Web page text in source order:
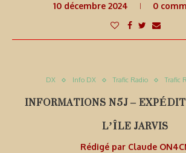
10 décembre 2024 0
DX Info DX Trafic Radio Trafic
INFORMATIONS N5J –
L’ÎLE JARVIS
Rédigé par Claude